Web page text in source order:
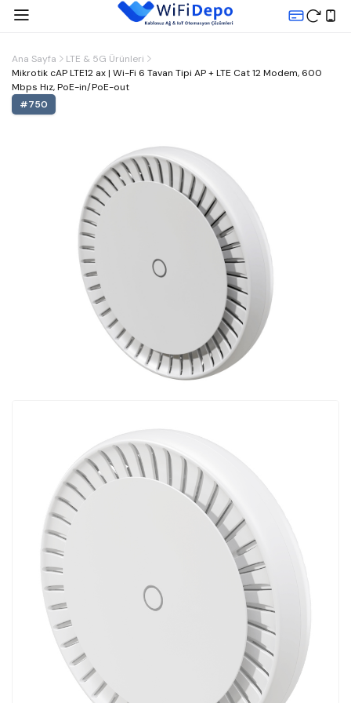
Ana Sayfa
LTE & 5G Ürünleri
Mikrotik cAP LTE12 ax | Wi-Fi 6 Tavan Tipi AP + LTE Cat 12 Modem, 600
Mbps Hız, PoE-in/PoE-out
#750